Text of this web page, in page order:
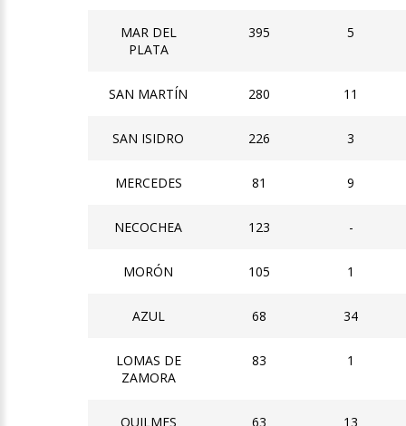
MAR DEL
PLATA
395 5
SAN MARTÍN 280 11
SAN ISIDRO 226 3
MERCEDES 81 9
NECOCHEA 123 -
MORÓN 105 1
AZUL 68 34
LOMAS DE
ZAMORA
83 1
QUILMES 63 13